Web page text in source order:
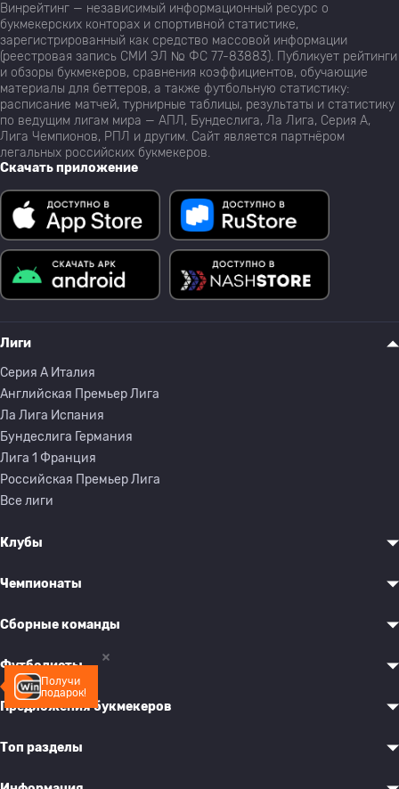
Получи
подарок!
Винрейтинг — независимый информационный ресурс о
букмекерских конторах и спортивной статистике,
зарегистрированный как средство массовой информации
(реестровая запись СМИ ЭЛ № ФС 77-83883). Публикует рейтинги
и обзоры букмекеров, сравнения коэффициентов, обучающие
материалы для беттеров, а также футбольную статистику:
расписание матчей, турнирные таблицы, результаты и статистику
по ведущим лигам мира — АПЛ, Бундеслига, Ла Лига, Серия А,
Лига Чемпионов, РПЛ и другим. Сайт является партнёром
легальных российских букмекеров.
Скачать приложение
Лиги
Серия A Италия
Английская Премьер Лига
Ла Лига Испания
Бундеслига Германия
Лига 1 Франция
Российская Премьер Лига
Все лиги
Клубы
Чемпионаты
Сборные команды
Футболисты
Предложения букмекеров
Топ разделы